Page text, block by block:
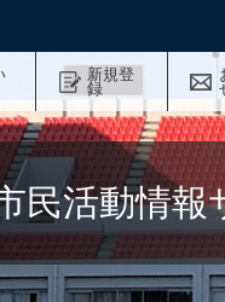
新規登
録
民活動情